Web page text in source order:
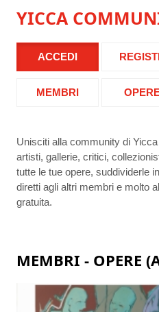
YICCA
ACCEDI
MEMBRI
Unisciti alla community di
artisti, gallerie, critici,
tutte le tue opere, suddividerle
diretti agli altri membri e molto
gratuita.
MEMBRI - OPERE